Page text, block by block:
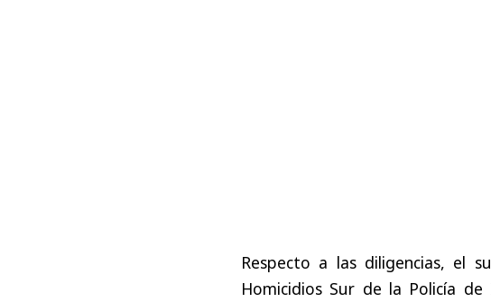
Respecto a las diligencias, el
Homicidios Sur de la Policía de